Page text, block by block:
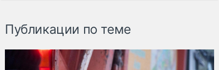
Публикации по теме